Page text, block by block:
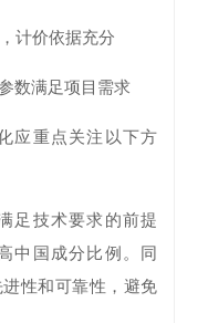
计价依据充分
数满足项目需求
应重点关注以下方
足技术要求的前提
中国成分比例。同
性和可靠性，避免